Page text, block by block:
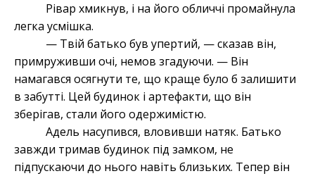
Рівар хмикнув, і на його обличчі промайнула
легка усмішка.
— Твій батько був упертий, — сказав він,
примруживши очі, немов згадуючи. — Він
намагався осягнути те, що краще було б залишити
в забутті. Цей будинок і артефакти, що він
зберігав, стали його одержимістю.
Адель насупився, вловивши натяк. Батько
завжди тримав будинок під замком, не
підпускаючи до нього навіть близьких. Тепер він